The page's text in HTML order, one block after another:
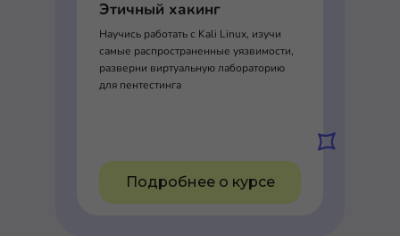
Этичный хакинг
Научись работать с Kali Linux, изучи
самые распространенные уязвимости,
разверни виртуальную лабораторию
для пентестинга
Подробнее о курсе